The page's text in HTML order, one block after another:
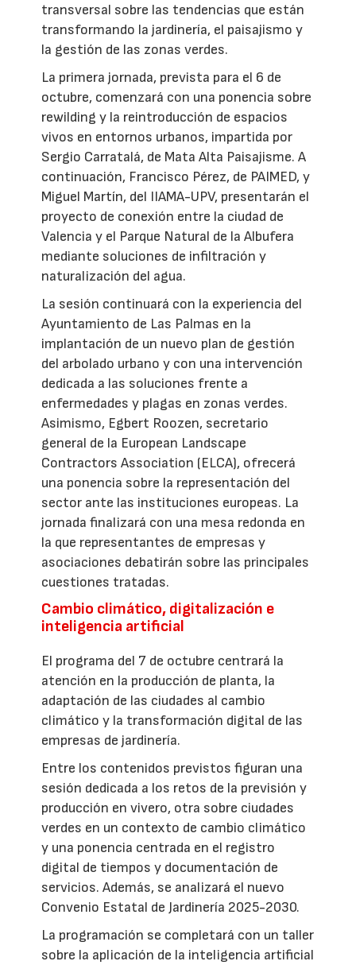
transversal sobre las tendencias que están
transformando la jardinería, el paisajismo y
la gestión de las zonas verdes.
La primera jornada, prevista para el 6 de
octubre, comenzará con una ponencia sobre
rewilding y la reintroducción de espacios
vivos en entornos urbanos, impartida por
Sergio Carratalá, de Mata Alta Paisajisme. A
continuación, Francisco Pérez, de PAIMED, y
Miguel Martín, del IIAMA-UPV, presentarán el
proyecto de conexión entre la ciudad de
Valencia y el Parque Natural de la Albufera
mediante soluciones de infiltración y
naturalización del agua.
La sesión continuará con la experiencia del
Ayuntamiento de Las Palmas en la
implantación de un nuevo plan de gestión
del arbolado urbano y con una intervención
dedicada a las soluciones frente a
enfermedades y plagas en zonas verdes.
Asimismo, Egbert Roozen, secretario
general de la European Landscape
Contractors Association (ELCA), ofrecerá
una ponencia sobre la representación del
sector ante las instituciones europeas. La
jornada finalizará con una mesa redonda en
la que representantes de empresas y
asociaciones debatirán sobre las principales
cuestiones tratadas.
Cambio climático, digitalización e
inteligencia artificial
El programa del 7 de octubre centrará la
atención en la producción de planta, la
adaptación de las ciudades al cambio
climático y la transformación digital de las
empresas de jardinería.
Entre los contenidos previstos figuran una
sesión dedicada a los retos de la previsión y
producción en vivero, otra sobre ciudades
verdes en un contexto de cambio climático
y una ponencia centrada en el registro
digital de tiempos y documentación de
servicios. Además, se analizará el nuevo
Convenio Estatal de Jardinería 2025-2030.
La programación se completará con un taller
sobre la aplicación de la inteligencia artificial